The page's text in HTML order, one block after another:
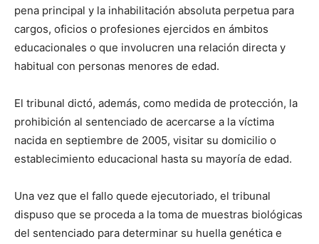
pena principal y la inhabilitación absoluta perpetua para
cargos, oficios o profesiones ejercidos en ámbitos
educacionales o que involucren una relación directa y
habitual con personas menores de edad.
El tribunal dictó, además, como medida de protección, la
prohibición al sentenciado de acercarse a la víctima
nacida en septiembre de 2005, visitar su domicilio o
establecimiento educacional hasta su mayoría de edad.
Una vez que el fallo quede ejecutoriado, el tribunal
dispuso que se proceda a la toma de muestras biológicas
del sentenciado para determinar su huella genética e